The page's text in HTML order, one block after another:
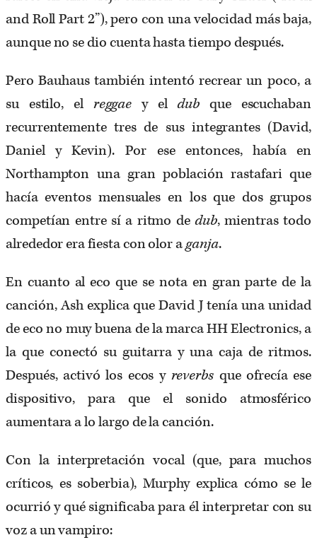
and Roll Part 2”), pero con una velocidad más baja,
aunque no se dio cuenta hasta tiempo después.
Pero Bauhaus también intentó recrear un poco, a
su estilo, el reggae y eldub que escuchaban
recurrentemente tres de sus integrantes (David,
Daniel y Kevin). Por ese entonces, había en
Northampton una gran población rastafari que
hacía eventos mensuales en los que dos grupos
competían entre sí a ritmo dedub, mientras todo
alrededor era fiesta con olor aganja.
En cuanto al eco que se nota en gran parte de la
canción, Ash explica que David J tenía una unidad
de eco no muy buena de la marca HH Electronics, a
la que conectó su guitarra y una caja de ritmos.
Después, activó los ecos y reverbs que ofrecía ese
dispositivo, para que el sonido atmosférico
aumentara a lo largo de la canción.
Con la interpretación vocal (que, para muchos
críticos, es soberbia), Murphy explica cómo se le
ocurrió y qué significaba para él interpretar con su
voz a un vampiro: